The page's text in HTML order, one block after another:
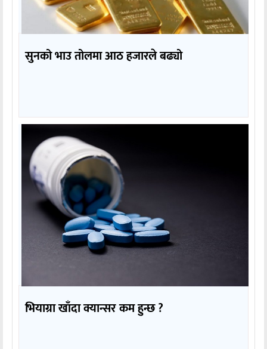
सुनको भाउ तोलमा आठ हजारले बढ्यो
भियाग्रा खाँदा क्यान्सर कम हुन्छ ?